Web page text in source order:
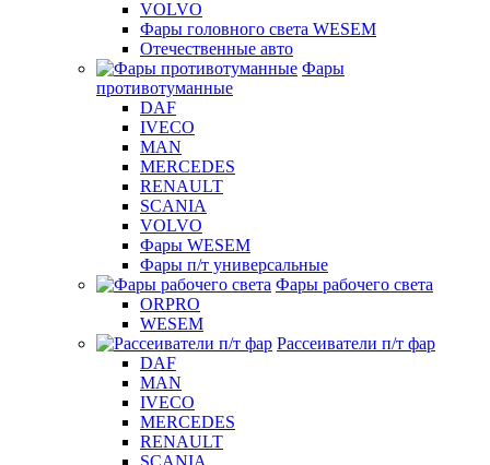
VOLVO
Фары головного света WESEM
Отечественные авто
Фары
противотуманные
DAF
IVECO
MAN
MERCEDES
RENAULT
SCANIA
VOLVO
Фары WESEM
Фары п/т универсальные
Фары рабочего света
ORPRO
WESEM
Рассеиватели п/т фар
DAF
MAN
IVECO
MERCEDES
RENAULT
SCANIA